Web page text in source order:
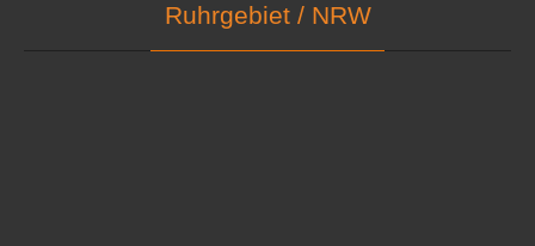
Ruhrgebiet / NRW